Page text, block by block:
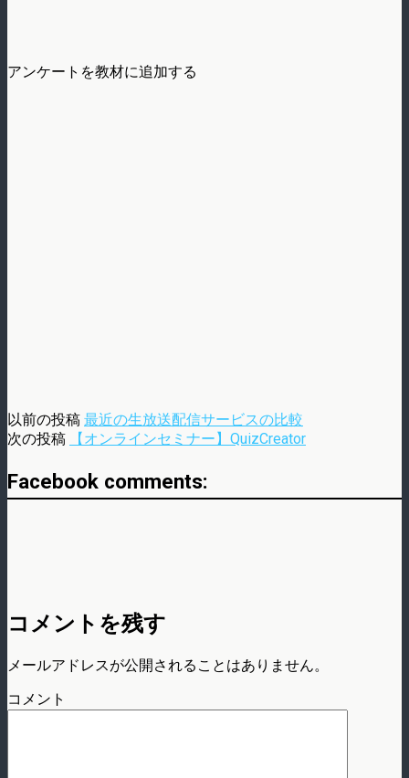
アンケートを教材に追加する
以前の投稿 最近の生放送配信サービスの比較
次の投稿
【オンラインセミナー】QuizCreator
Facebook comments:
コメントを残す
メールアドレスが公開されることはありません。
コメント